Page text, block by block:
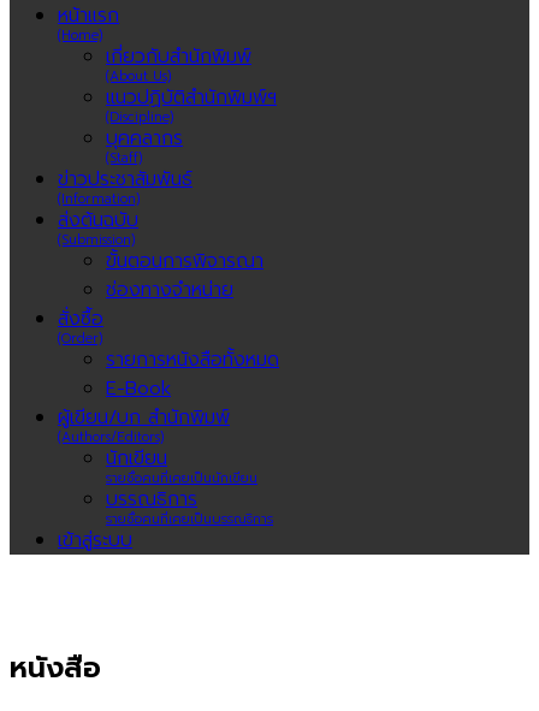
หน้าแรก
(Home)
เกี่ยวกับสำนักพิมพ์
(About Us)
แนวปฏิบัติสำนักพิมพ์ฯ
(Discipline)
บุคคลากร
(Staff)
ข่าวประชาสัมพันธ์
(Information)
ส่งต้นฉบับ
(Submission)
ขั้นตอนการพิจารณา
ช่องทางจำหน่าย
สั่งซื้อ
(Order)
รายการหนังสือทั้งหมด
E-Book
ผู้เขียน/บก สำนักพิมพ์
(Authors/Editors)
นักเขียน
รายชื่อคนที่เคยเป็นนักเขียน
บรรณธิการ
รายชื่อคนที่เคยเป็นบรรณธิการ
เข้าสู่ระบบ
หนังสือ